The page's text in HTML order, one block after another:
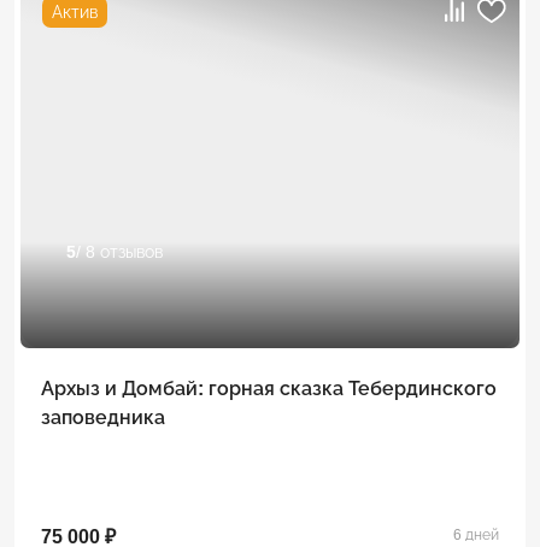
Актив
5/ 8 отзывов
Архыз и Домбай: горная сказка Тебердинского
заповедника
75 000 ₽ 6 дней